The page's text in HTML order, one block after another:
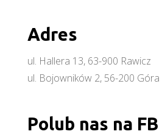
Adres
ul. Hallera 13, 63-900 Rawicz
ul. Bojowników 2, 56-200 Góra
Polub nas na FB